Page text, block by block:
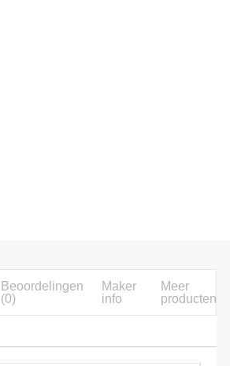
Beoordelingen
(0)
Maker
info
Meer
producten